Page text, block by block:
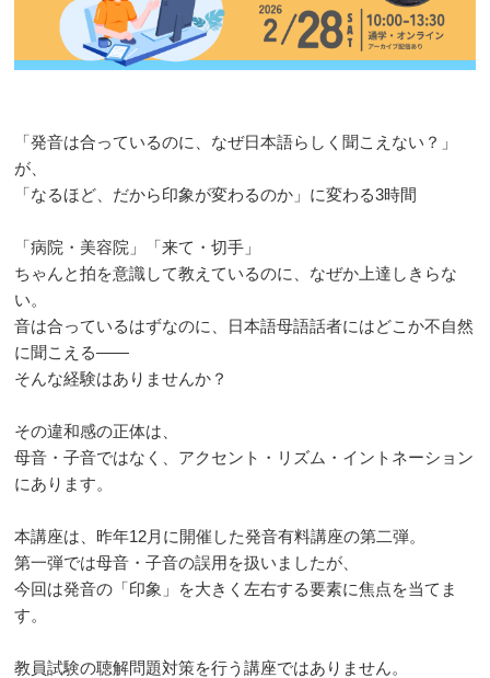
「発音は合っているのに、なぜ日本語らしく聞こえない？」
が、
「なるほど、だから印象が変わるのか」に変わる3時間
「病院・美容院」「来て・切手」
ちゃんと拍を意識して教えているのに、なぜか上達しきらな
い。
音は合っているはずなのに、日本語母語話者にはどこか不自然
に聞こえる――
そんな経験はありませんか？
その違和感の正体は、
母音・子音ではなく、アクセント・リズム・イントネーション
にあります。
本講座は、昨年12月に開催した発音有料講座の第二弾。
第一弾では母音・子音の誤用を扱いましたが、
今回は発音の「印象」を大きく左右する要素に焦点を当てま
す。
教員試験の聴解問題対策を行う講座ではありません。